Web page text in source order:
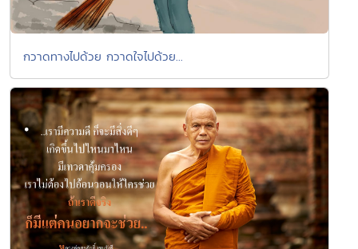
กวาดทางไปด้วย กวาดใจไปด้วย...